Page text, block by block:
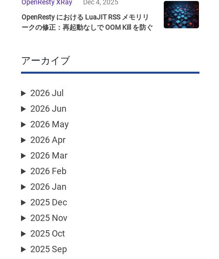
OpenResty XRay
Dec 4, 2025
OpenResty における LuaJIT RSS メモリリ
ークの修正：再起動なしで OOM Kill を防ぐ
アーカイブ
2026 Jul
2026 Jun
2026 May
2026 Apr
2026 Mar
2026 Feb
2026 Jan
2025 Dec
2025 Nov
2025 Oct
2025 Sep